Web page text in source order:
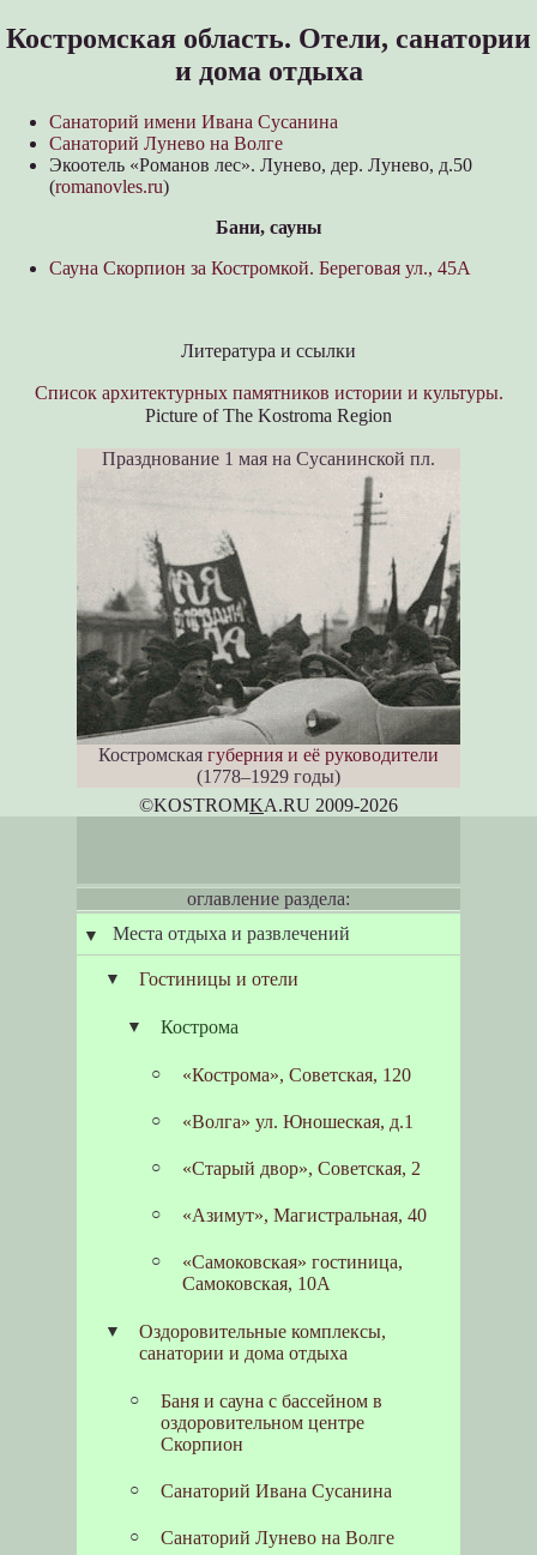
Костромская область. Отели, санатории
и дома отдыха
Санаторий имени Ивана Сусанина
Санаторий Лунево на Волге
Экоотель «Романов лес». Лунево, дер. Лунево, д.50
(romanovles.ru)
Бани, сауны
Сауна Скорпион за Костромкой. Береговая ул., 45А
Литература и ссылки
Список архитектурных памятников истории и культуры.
Picture of The Kostroma Region
Празднование 1 мая на Сусанинской пл.
Костромская губерния и её руководители
(1778–1929 годы)
©KOSTROMKA.RU 2009-2026
оглавление раздела:
Места отдыха и развлечений
Гостиницы и отели
Кострома
«Кострома», Советская, 120
«Волга» ул. Юношеская, д.1
«Старый двор», Советская, 2
«Азимут», Магистральная, 40
«Самоковская» гостиница,
Самоковская, 10А
Оздоровительные комплексы,
санатории и дома отдыха
Баня и сауна с бассейном в
оздоровительном центре
Скорпион
Санаторий Ивана Сусанина
Санаторий Лунево на Волге